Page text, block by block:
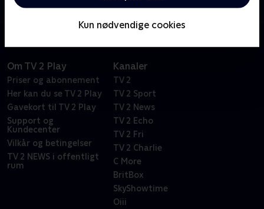
Kun nødvendige cookies
er hurtigst på buzzeren?
Om TV 2 Play
Priser og abonnement
Her kan du se TV 2 Play
Gavekort til TV 2 Play
Support og
Kundecenter
Vilkår og betingelser
TV 2 NEWS i offentligt
rum
Kanaler
TV 2
TV 2 Sport
TV 2 News
TV 2 Echo
TV 2 Fri
TV 2 Charlie
C More
BritBox
SkyShowtime
Oiii